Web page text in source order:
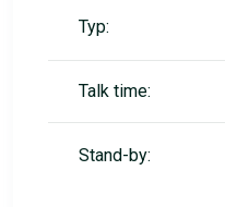
Typ:
Talk time:
Stand-by: